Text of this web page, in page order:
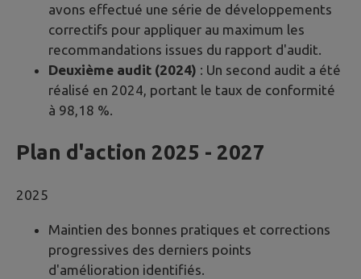
avons effectué une série de développements
correctifs pour appliquer au maximum les
recommandations issues du rapport d'audit.
Deuxième audit (2024) : Un second audit a été
réalisé en 2024, portant le taux de conformité
à 98,18 %.
Plan d'action 2025 - 2027
2025
Maintien des bonnes pratiques et corrections
progressives des derniers points
d'amélioration identifiés.